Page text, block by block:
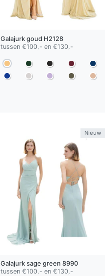
Galajurk goud H2128
tussen €100,- en €130,-
Nieuw
Galajurk sage green 8990
tussen €100,- en €130,-